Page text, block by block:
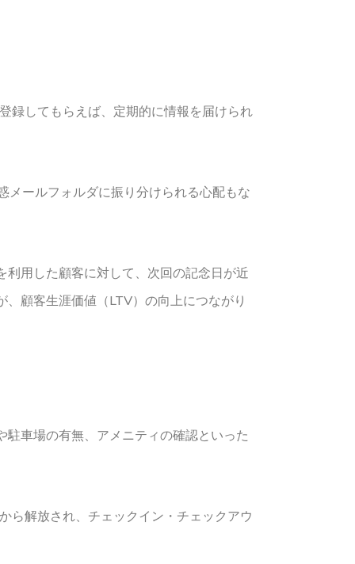
録してもらえば、定期的に情報を届けられ
メールフォルダに振り分けられる心配もな
用した顧客に対して、次回の記念日が近
顧客生涯価値（LTV）の向上につながり
車場の有無、アメニティの確認といった
ら解放され、チェックイン・チェックアウ